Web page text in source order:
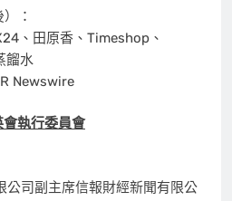
：
、田原香、Timeshop、
餾水
Newswire
執行委員會
公司副主席信報財經新聞有限公